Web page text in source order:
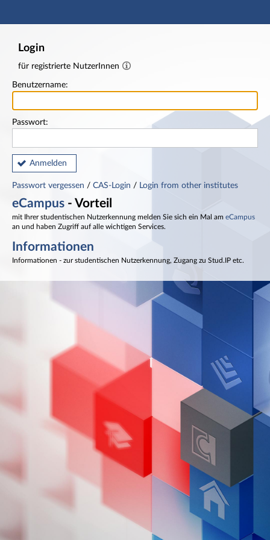
Hauptnavigation
Login
für registrierte NutzerInnen
Benutzername:
Passwort:
Anmelden
Passwort vergessen / CAS-Login / Login from other institutes
eCampus - Vorteil
mit Ihrer studentischen Nutzerkennung melden Sie sich ein Mal am eCampus
an und haben Zugriff auf alle wichtigen Services.
Informationen
Informationen - zur studentischen Nutzerkennung, Zugang zu Stud.IP etc.